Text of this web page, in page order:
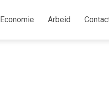
Economie Arbeid